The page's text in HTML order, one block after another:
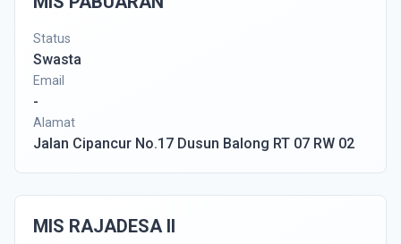
Status
Swasta
Email
-
Alamat
Jalan Cipancur No.17 Dusun Balong RT 07 RW 02
MIS RAJADESA II